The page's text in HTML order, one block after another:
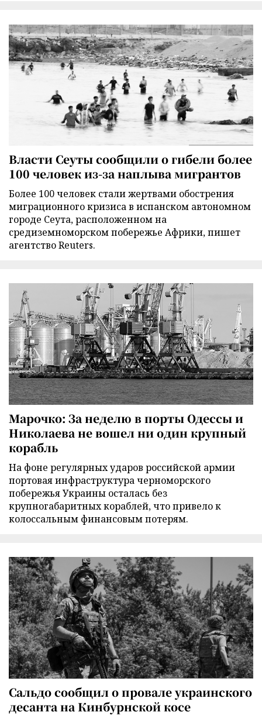
Власти Сеуты сообщили о гибели более
100 человек из-за наплыва мигрантов
Более 100 человек стали жертвами обострения
миграционного кризиса в испанском автономном
городе Сеута, расположенном на
средиземноморском побережье Африки, пишет
агентство Reuters.
Марочко: За неделю в порты Одессы и
Николаева не вошел ни один крупный
корабль
На фоне регулярных ударов российской армии
портовая инфраструктура черноморского
побережья Украины осталась без
крупногабаритных кораблей, что привело к
колоссальным финансовым потерям.
Сальдо сообщил о провале украинского
десанта на Кинбурнской косе